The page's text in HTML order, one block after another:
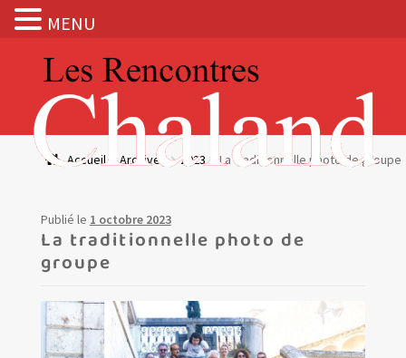
navigation
contenu
Actualités
BOUTIQUE
Prix de lecture
Accueil Archives 2023 La traditionnelle photo de groupe
Publié le 1 octobre 2023
La traditionnelle photo de
groupe
MENU